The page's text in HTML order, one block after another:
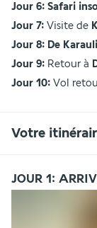
Jour 6: Safari
Jour 7: Visite de
Jour 8: De
Jour 9: Retour à
Jour 10: Vol
Votre
JOUR 1: